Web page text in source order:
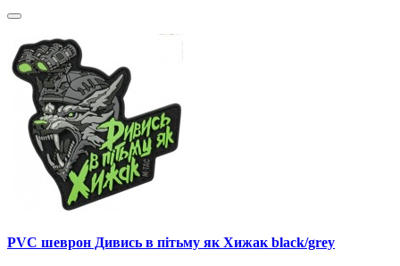
PVC шеврон Дивись в пітьму як Хижак black/grey